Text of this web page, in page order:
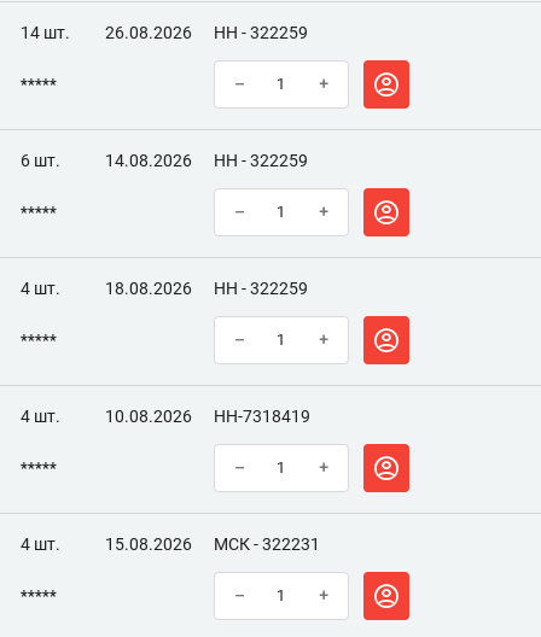
14 шт. 26.08.2026 НН - 322259
***** – +
6 шт. 14.08.2026 НН - 322259
***** – +
4 шт. 18.08.2026 НН - 322259
***** – +
4 шт. 10.08.2026 НН-7318419
***** – +
4 шт. 15.08.2026 МСК - 322231
***** – +